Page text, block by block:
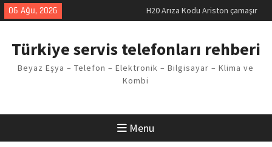
Skip
to
06 Ağu, 2026
H20 Arıza Kodu Ariston çamaşır
makinesi Sorunu
Arçelik buzdolabı F5 Hatası
Vaillant çamaşır makinesi E03
Arıza Kodu
Türkiye servis telefonları rehberi
Beyaz Eşya – Telefon – Elektronik – Bilgisayar – Klima ve
Kombi
Menu